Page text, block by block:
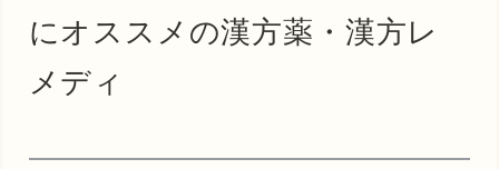
にオススメの漢方薬・漢方レ
メディ